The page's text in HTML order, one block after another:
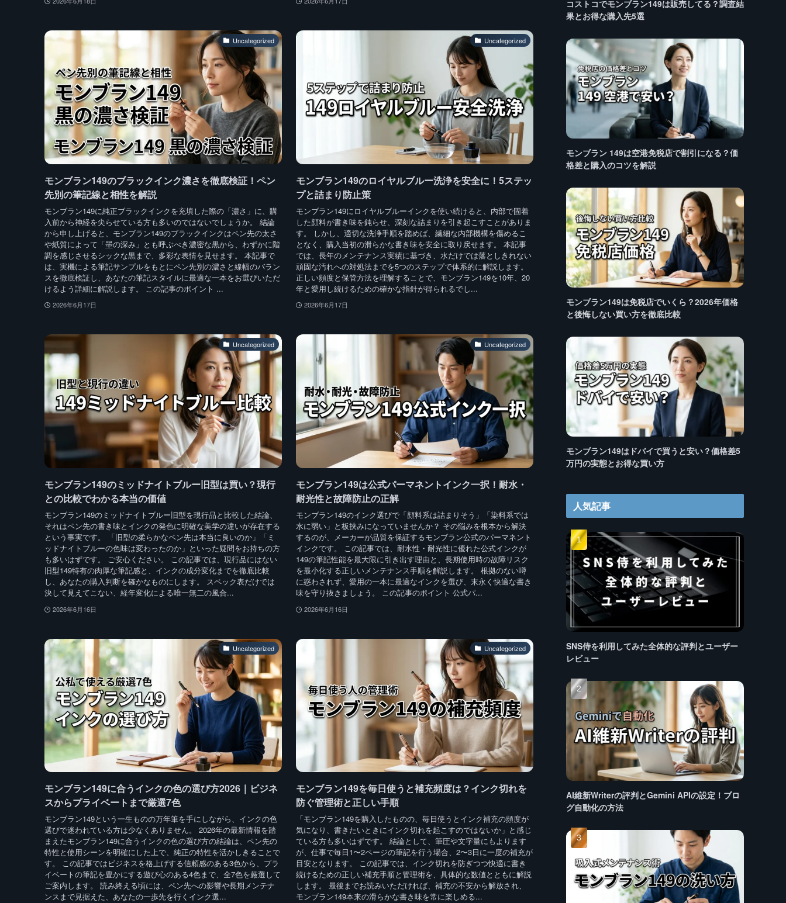
Uncategorized
モンブラン149のブラックインク濃さを徹底検証！ペン
先別の筆記線と相性を解説
モンブラン149に純正ブラックインクを充填した際の「濃さ」に、購
入前から神経を尖らせている方も多いのではないでしょうか。 結論
から申し上げると、モンブラン149のブラックインクはペン先の太さ
や紙質によって「墨の深み」とも呼ぶべき濃密な黒から、わずかに階
調を感じさせるシックな黒まで、多彩な表情を見せます。 本記事で
は、実機による筆記サンプルをもとにペン先別の濃さと線幅のバラン
スを徹底検証し、あなたの筆記スタイルに最適な一本をお選びいただ
けるよう詳細に解説します。 この記事のポイント ...
2026年6月17日
Uncategorized
モンブラン149のロイヤルブルー洗浄を安全に！5ステッ
プと詰まり防止策
モンブラン149にロイヤルブルーインクを使い続けると、内部で固着
した顔料が書き味を鈍らせ、深刻な詰まりを引き起こすことがありま
す。 しかし、適切な洗浄手順を踏めば、繊細な内部機構を傷めるこ
となく、購入当初の滑らかな書き味を安全に取り戻せます。 本記事
では、長年のメンテナンス実績に基づき、水だけでは落としきれない
頑固な汚れへの対処法までを5つのステップで体系的に解説します。
正しい頻度と保管方法を理解することで、モンブラン149を10年、20
年と愛用し続けるための確かな指針が得られるでし...
2026年6月17日
Uncategorized
モンブラン149のミッドナイトブルー旧型は買い？現行
との比較でわかる本当の価値
モンブラン149のミッドナイトブルー旧型を現行品と比較した結論、
それはペン先の書き味とインクの発色に明確な美学の違いが存在する
という事実です。 「旧型の柔らかなペン先は本当に良いのか」「ミ
ッドナイトブルーの色味は変わったのか」といった疑問をお持ちの方
も多いはずです。 ご安心ください。 この記事では、現行品にはない
旧型149特有の肉厚な筆記感と、インクの成分変化までを徹底比較
し、あなたの購入判断を確かなものにします。 スペック表だけでは
決して見えてこない、経年変化による唯一無二の風合...
2026年6月16日
Uncategorized
モンブラン149は公式パーマネントインク一択！耐水・
耐光性と故障防止の正解
モンブラン149のインク選びで「顔料系は詰まりそう」「染料系では
水に弱い」と板挟みになっていませんか？ その悩みを根本から解決
するのが、メーカーが品質を保証するモンブラン公式のパーマネント
インクです。 この記事では、耐水性・耐光性に優れた公式インクが
149の筆記性能を最大限に引き出す理由と、長期使用時の故障リスク
を最小化する正しいメンテナンス手順を解説します。 根拠のない噂
に惑わされず、愛用の一本に最適なインクを選び、末永く快適な書き
味を守り抜きましょう。 この記事のポイント 公式パ...
2026年6月16日
Uncategorized
モンブラン149に合うインクの色の選び方2026｜ビジネ
スからプライベートまで厳選7色
モンブラン149という一生ものの万年筆を手にしながら、インクの色
選びで迷われている方は少なくありません。 2026年の最新情報を踏
まえたモンブラン149に合うインクの色の選び方の結論は、ペン先の
特性と使用シーンを明確にした上で、純正の特性を活かしきることで
す。 この記事ではビジネスを格上げする信頼感のある3色から、プラ
イベートの筆記を豊かにする遊び心のある4色まで、全7色を厳選して
ご案内します。 読み終える頃には、ペン先への影響や長期メンテナ
ンスまで見据えた、あなたの一歩先を行くインク選...
Uncategorized
モンブラン149を毎日使うと補充頻度は？インク切れを
防ぐ管理術と正しい手順
「モンブラン149を購入したものの、毎日使うとインク補充の頻度が
気になり、書きたいときにインク切れを起こすのではないか」と感じ
ている方も多いはずです。 結論として、筆圧や文字量にもよります
が、仕事で毎日1〜2ページの筆記を行う場合、2〜3日に一度の補充が
目安となります。 この記事では、インク切れを防ぎつつ快適に書き
続けるための正しい補充手順と管理術を、具体的な数値とともに解説
します。 最後までお読みいただければ、補充の不安から解放され、
モンブラン149本来の滑らかな書き味を常に楽しめる...
コストコでモンブラン149は販売してる？調査結
果とお得な購入先5選
モンブラン 149は空港免税店で割引になる？価
格差と購入のコツを解説
モンブラン149は免税店でいくら？2026年価格
と後悔しない買い方を徹底比較
モンブラン149はドバイで買うと安い？価格差5
万円の実態とお得な買い方
人気記事
SNS侍を利用してみた全体的な評判とユーザー
レビュー
AI維新Writerの評判とGemini APIの設定！ブロ
グ自動化の方法